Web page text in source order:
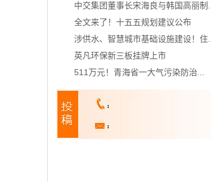
中交集团董事长宋海良与韩国高丽制...
全文来了！十五五规划建议公布
涉供水、智慧城市基础设施建设！住...
英凡环保新三板挂牌上市
511万元！青海省一大气污染防治...